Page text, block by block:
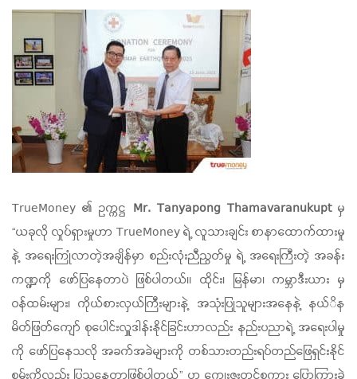
TrueMoney ၏ ဥက္ကဋ္ဌ Mr. Tanyapong Thamavaranukuptမှ
“ယခုလို လှုပ်ရှားမှုဟာ TrueMoney ရဲ့ လူသားချင်း စာနာထောက်ထားမှု
နဲ့ အရေးကြုံလာတဲ့အချိန်မှာ စည်းလုံးညီညွတ်မှု ရဲ့ အရေးကြီးတဲ့ အခန်း
ကဏ္ဍကို ဖော်ပြနေတာပဲ ဖြစ်ပါတယ်။ ထိုင်း၊ မြန်မာ၊ ကမ္ဘာဒီးယား မှ
ဝန်ထမ်းများ၊ ကိုယ်စားလှယ်ကြီးများနဲ့ အသုံးပြုသူများအနေနဲ့ နယ်ိန
မိတ်ဖြတ်ကျော် စုပေါင်းလှူဒါန်းနိုင်ခြင်းဟာလည်း နည်းပညာရဲ့ အရေးပါမှု
ကို ဖော်ပြနေသလို အခက်အခဲများကို တစ်သားတည်းရပ်တည်ဖြေရှင်းနိုင်
စွမ်းကိုလည်း ပြသနေတာဖြစ်ပါတယ်” ဟု ကျေးဇူးတင်စကား ပြောကြားခဲ့